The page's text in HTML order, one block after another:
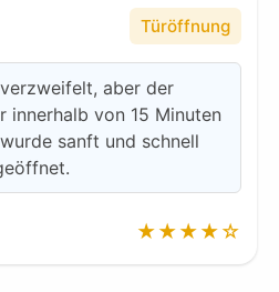
Türöffnung
aber der
innerhalb von 15 Minuten
sanft und schnell
★★★★☆